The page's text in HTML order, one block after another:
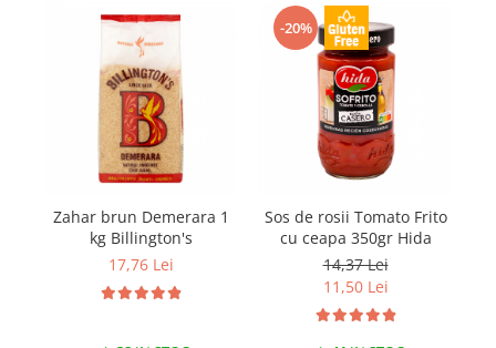
Zahar brun Demerara 1
kg Billington's
17,76 Lei
-20%
Sos de rosii Tomato Frito
cu ceapa 350gr Hida
14,37 Lei
11,50 Lei